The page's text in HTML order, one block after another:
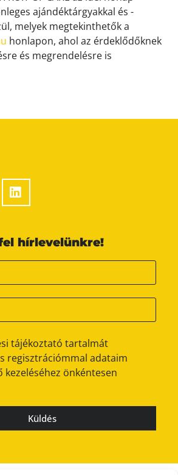
ajándéktárgyakkal és -
melyek megtekinthetők a
honlapon, ahol az érdeklődőknek
és megrendelésre is
hírlevelünkre!
tájékoztató tartalmát
regisztrációmmal adataim
kezeléséhez önkéntesen
Küldés